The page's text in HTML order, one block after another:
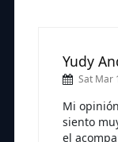
Yudy
Sat Mar
Mi
siento
el